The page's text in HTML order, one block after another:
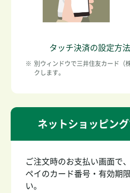
タッチ決済の設定方
※ 別ウィンドウで三井住友カード（
クします。
ネットショッピン
ご注文時のお支払い画面で
ペイのカード番号・有効期
い。